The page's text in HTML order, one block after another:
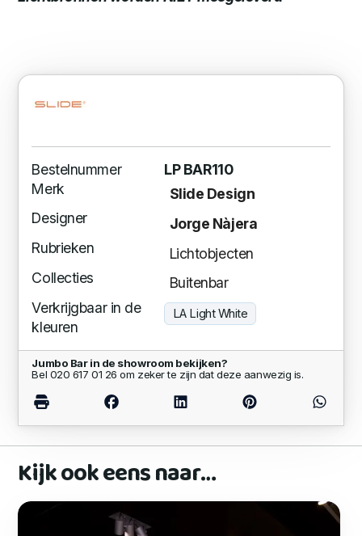
Bestelnummer
LP BAR110
Merk
Slide Design
Designer
Jorge Nàjera
Rubrieken
Lichtobjecten
Collecties
Buitenbar
Verkrijgbaar in de
kleuren
LA Light White
Jumbo Bar in de showroom bekijken?
Bel 020 617 01 26 om zeker te zijn dat deze aanwezig is.
Kijk ook eens naar…